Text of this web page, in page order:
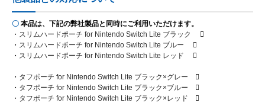
〇 本品は、下記の弊社製品と同時にご利用いただけます。
・ スリムハードポーチ for Nintendo Switch Lite ブラック
・ スリムハードポーチ for Nintendo Switch Lite ブルー
・ スリムハードポーチ for Nintendo Switch Lite レッド
・ タフポーチ for Nintendo Switch Lite ブラック×グレー
・ タフポーチ for Nintendo Switch Lite ブラック×ブルー
・ タフポーチ for Nintendo Switch Lite ブラック×レッド